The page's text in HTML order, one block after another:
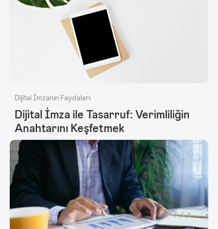
Dijital İmzanın Faydaları
Dijital İmza ile Tasarruf: Verimliliğin
Anahtarını Keşfetmek